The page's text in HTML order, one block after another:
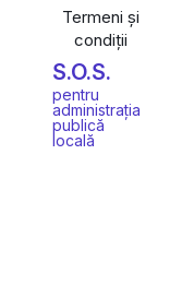
Termeni și
condiții
S.O.S.
pentru
administrația
publică
locală